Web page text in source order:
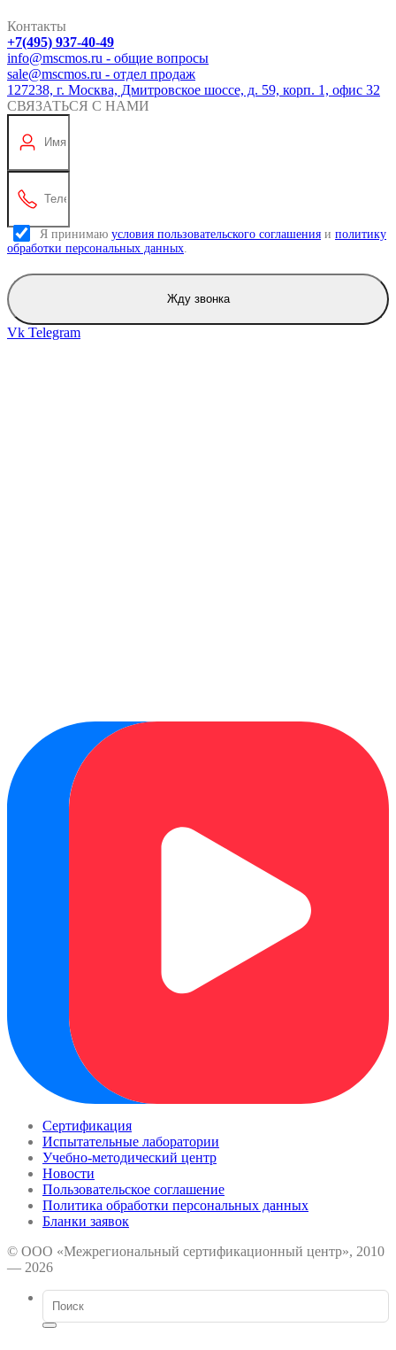
Контакты
+7(495) 937-40-49
info@mscmos.ru - общие вопросы
sale@mscmos.ru - отдел продаж
127238, г. Москва, Дмитровское шоссе, д. 59, корп. 1, офис 32
СВЯЗАТЬСЯ С НАМИ
Я принимаю условия пользовательского соглашения и политику
обработки персональных данных
Жду звонка
Vk Telegram
Сертификация
Испытательные лаборатории
Учебно-методический центр
Новости
Пользовательское соглашение
Политика обработки персональных данных
Бланки заявок
© ООО «Межрегиональный сертификационный центр», 2010
— 2026